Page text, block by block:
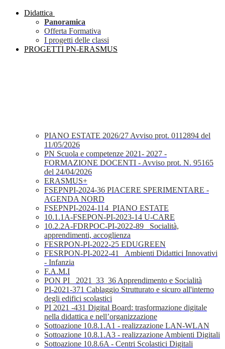
Didattica
Panoramica
Offerta Formativa
I progetti delle classi
PROGETTI PN-ERASMUS
PIANO ESTATE 2026/27 Avviso prot. 0112894 del
11/05/2026
PN Scuola e competenze 2021- 2027 -
FORMAZIONE DOCENTI - Avviso prot. N. 95165
del 24/04/2026
ERASMUS+
FSEPNPI-2024-36 PIACERE SPERIMENTARE -
AGENDA NORD
FSEPNPI-2024-114_PIANO ESTATE
10.1.1A-FSEPON-PI-2023-14 U-CARE
10.2.2A-FDRPOC-PI-2022-89_ Socialità,
apprendimenti, accoglienza
FESRPON-PI-2022-25 EDUGREEN
FESRPON-PI-2022-41_ Ambienti Didattici Innovativi
- Infanzia
F.A.M.I
PON PI_ 2021_33_36 Apprendimento e Socialità
PI-2021-371 Cablaggio Strutturato e sicuro all'interno
degli edifici scolastici
PI 2021 -431 Digital Board: trasformazione digitale
nella didattica e nell’organizzazione
Sottoazione 10.8.1.A1 - realizzazione LAN-WLAN
Sottoazione 10.8.1.A3 - realizzazione Ambienti Digitali
Sottoazione 10.8.6A - Centri Scolastici Digitali